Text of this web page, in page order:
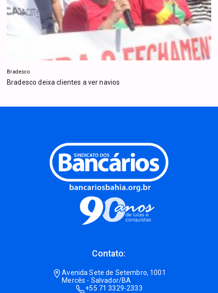
Bradesco
Bradesco deixa clientes a ver navios
Contato:
Avenida Sete de Setembro, 1001
Mercês - Salvador/BA
+55 71 3329-2333